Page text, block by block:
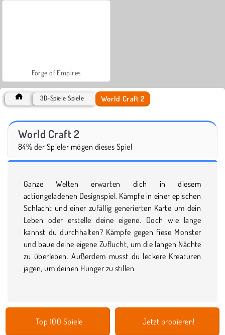
Forge of Empires
3D-Spiele Spiele World Craft 2
World Craft 2
84% der Spieler mögen dieses Spiel
Ganze Welten erwarten dich in diesem
actiongeladenen Designspiel. Kämpfe in einer epischen
Schlacht und einer zufällig generierten Karte um dein
Leben oder erstelle deine eigene. Doch wie lange
kannst du durchhalten? Kämpfe gegen fiese Monster
und baue deine eigene Zuflucht, um die langen Nächte
zu überleben. Außerdem musst du leckere Kreaturen
jagen, um deinen Hunger zu stillen.
Top 100 Spiele Jetzt probieren!